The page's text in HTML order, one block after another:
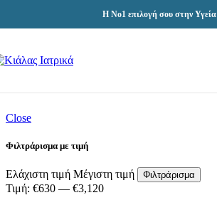
Skip to main content
Η Νο1 επιλογή σου στην Υγεία
Close
Φιλτράρισμα με τιμή
Ελάχιστη τιμή Μέγιστη τιμή Φιλτράρισμα
Τιμή: €630 — €3,120